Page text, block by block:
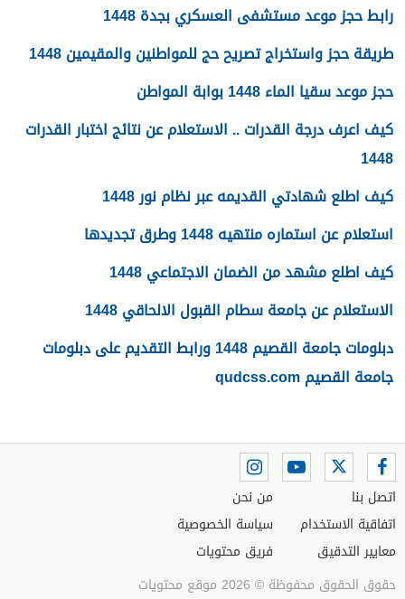
رابط حجز موعد مستشفى العسكري بجدة 1448
طريقة حجز واستخراج تصريح حج للمواطنين والمقيمين 1448
حجز موعد سقيا الماء 1448 بوابة المواطن
كيف اعرف درجة القدرات .. الاستعلام عن نتائج اختبار القدرات
1448
كيف اطلع شهادتي القديمه عبر نظام نور 1448
استعلام عن استماره منتهيه 1448 وطرق تجديدها
كيف اطلع مشهد من الضمان الاجتماعي 1448
الاستعلام عن جامعة سطام القبول الالحاقي 1448
دبلومات جامعة القصيم 1448 ورابط التقديم على دبلومات
جامعة القصيم qudcss.com
اتصل بنا
اتفاقية الاستخدام
معايير التدقيق
من نحن
سياسة الخصوصية
فريق محتويات
حقوق الحقوق محفوظة © 2026 موقع محتويات